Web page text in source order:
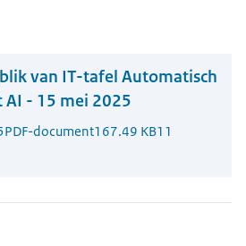
van IT-tafel Automatisch
- 15 mei 2025
PDF-document167.49 KB11